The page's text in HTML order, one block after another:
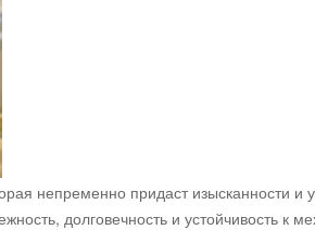
непременно придаст изысканности и
долговечность и устойчивость к